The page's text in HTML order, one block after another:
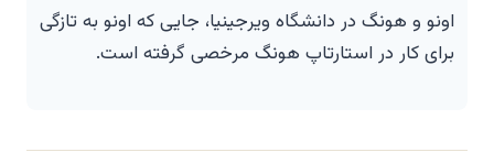
اونو و هونگ در دانشگاه ویرجینیا، جایی که اونو به تازگی
برای کار در استارتاپ هونگ مرخصی گرفته است.